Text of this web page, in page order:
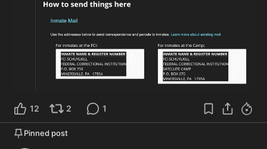
12 2 1
Pinned post